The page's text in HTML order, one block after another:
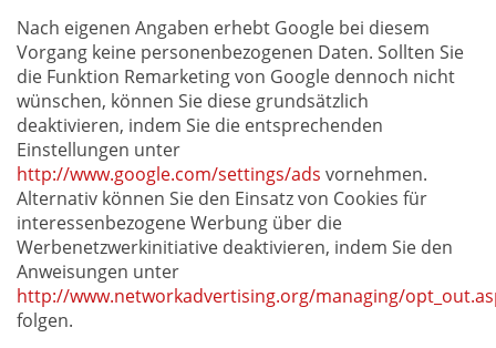
Nach eigenen Angaben erhebt Google bei diesem
Vorgang keine personenbezogenen Daten. Sollten Sie
die Funktion Remarketing von Google dennoch nicht
wünschen, können Sie diese grundsätzlich
deaktivieren, indem Sie die entsprechenden
Einstellungen unter
http://www.google.com/settings/ads vornehmen.
Alternativ können Sie den Einsatz von Cookies für
interessenbezogene Werbung über die
Werbenetzwerkinitiative deaktivieren, indem Sie den
Anweisungen unter
http://www.networkadvertising.org/managing/
folgen.